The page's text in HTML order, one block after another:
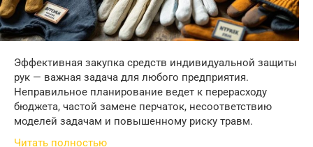
Эффективная закупка средств индивидуальной защиты
рук — важная задача для любого предприятия.
Неправильное планирование ведет к перерасходу
бюджета, частой замене перчаток, несоответствию
моделей задачам и повышенному риску травм.
Читать полностью